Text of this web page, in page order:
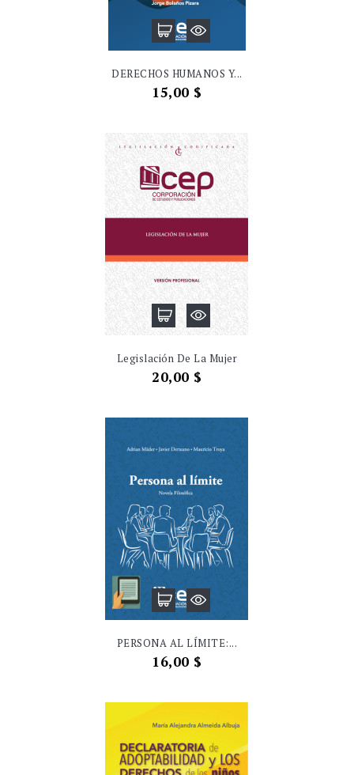
DERECHOS HUMANOS Y...
Precio
15,00 $
Legislación De La Mujer
Precio
20,00 $
PERSONA AL LÍMITE:...
Precio
16,00 $